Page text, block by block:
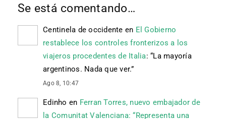
Se está comentando…
Centinela de occidente en El Gobierno
restablece los controles fronterizos a los
viajeros procedentes de Italia: “La mayoría
argentinos. Nada que ver.”
Ago 8, 10:47
Edinho en Ferran Torres, nuevo embajador de
la Comunitat Valenciana: “Representa una